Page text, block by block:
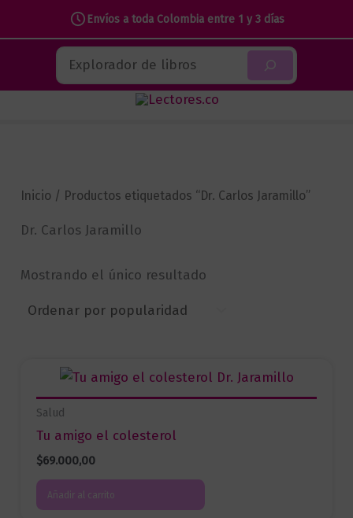
Envíos a toda Colombia entre 1 y 3 días
contenido
Buscar
Inicio / Productos etiquetados “Dr. Carlos Jaramillo”
Dr. Carlos Jaramillo
Mostrando el único resultado
Salud
Tu amigo el colesterol
$69.000,00
Añadir al carrito